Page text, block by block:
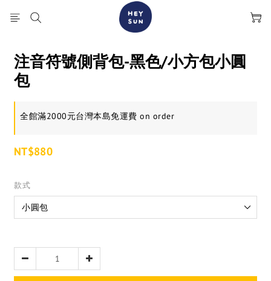
注音符號側背包-黑色/小方包小圓
包
全館滿2000元台灣本島免運費 on order
NT$880
款式